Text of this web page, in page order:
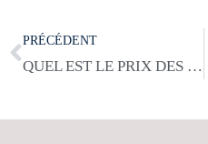
Précédent
PRÉCÉDENT
QUEL EST LE PRIX DES DÉMÉNAGEURS À MONTRÉAL?